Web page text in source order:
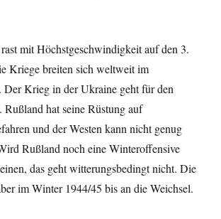
mit Höchstgeschwindigkeit auf den 3.
Kriege breiten sich weltweit im
Der Krieg in der Ukraine geht für den
Rußland hat seine Rüstung auf
und der Westen kann nicht genug
Rußland noch eine Winteroffensive
das geht witterungsbedingt nicht. Die
im Winter 1944/45 bis an die Weichsel.